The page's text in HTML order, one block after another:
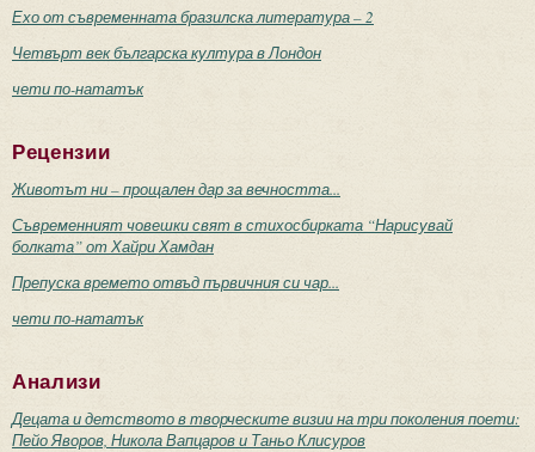
Ехо от съвременната бразилска литература – 2
Четвърт век българска култура в Лондон
чети по-нататък
Рецензии
Животът ни – прощален дар за вечността...
Съвременният човешки свят в стихосбирката “Нарисувай
болката” от Хайри Хамдан
Препуска времето отвъд първичния си чар...
чети по-нататък
Анализи
Децата и детството в творческите визии на три поколения поети:
Пейо Яворов, Никола Вапцаров и Таньо Клисуров